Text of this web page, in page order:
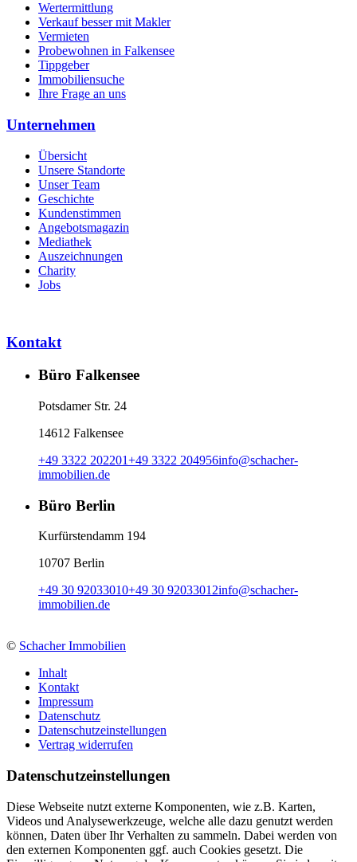
Wertermittlung
Verkauf besser mit Makler
Vermieten
Probewohnen in Falkensee
Tippgeber
Immobiliensuche
Ihre Frage an uns
Unternehmen
Übersicht
Unsere Standorte
Unser Team
Geschichte
Kundenstimmen
Angebotsmagazin
Mediathek
Auszeichnungen
Charity
Jobs
Kontakt
Büro Falkensee
Potsdamer Str. 24
14612 Falkensee
+49 3322 202201+49 3322 204956info@schacher-
immobilien.de
Büro Berlin
Kurfürstendamm 194
10707 Berlin
+49 30 92033010+49 30 92033012info@schacher-
immobilien.de
© Schacher Immobilien
Inhalt
Kontakt
Impressum
Datenschutz
Datenschutzeinstellungen
Vertrag widerrufen
Daten­schutz­ein­stellungen
Diese Webseite nutzt externe Komponenten, wie z.B. Karten,
Videos und Analysewerkzeuge, welche alle dazu genutzt werden
können, Daten über Ihr Verhalten zu sammeln. Dabei werden von
den externen Komponenten ggf. auch Cookies gesetzt. Die